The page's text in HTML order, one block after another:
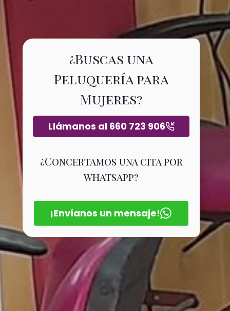
¿Buscas una
Peluquería para
Mujeres?
Llámanos al 660 723 906
¿Concertamos una cita por
whatsapp?
¡Envíanos un mensaje!